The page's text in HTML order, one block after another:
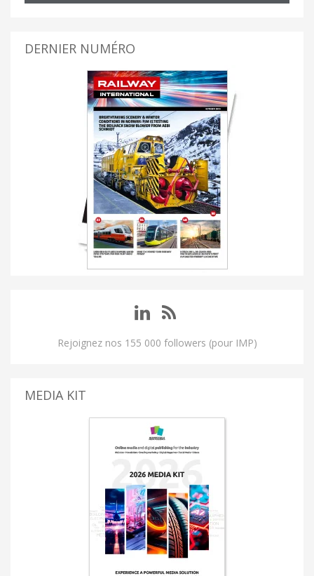
DERNIER NUMÉRO
Rejoignez nos 155 000 followers (pour IMP)
MEDIA KIT